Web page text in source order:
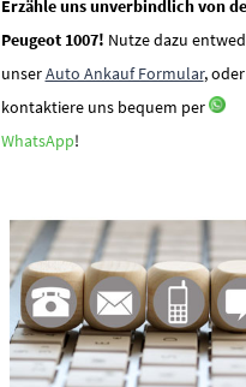
Erzähle uns unverbindlich von
Peugeot 1007! Nutze dazu
unserAuto Ankauf Formular, oder
kontaktiere uns bequem per
WhatsApp!